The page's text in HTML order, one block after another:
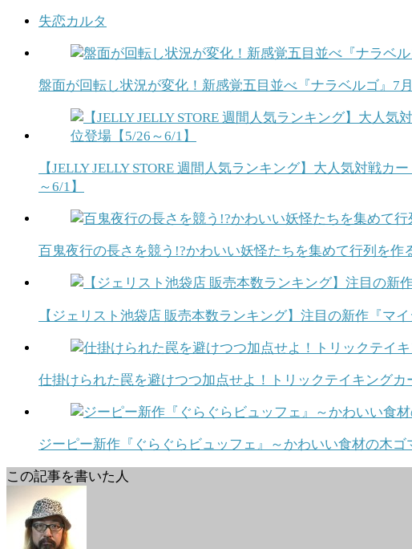
失恋カルタ
盤面が回転し状況が変化！新感覚五目並べ『ナラベルゴ』7
【JELLY JELLY STORE 週間人気ランキング】大人気対戦
～6/1】
百鬼夜行の長さを競う!?かわいい妖怪たちを集めて行列を
【ジェリスト池袋店 販売本数ランキング】注目の新作『マ
仕掛けられた罠を避けつつ加点せよ！トリックテイキング
ジーピー新作『ぐらぐらビュッフェ』～かわいい食材の木
この記事を書いた人